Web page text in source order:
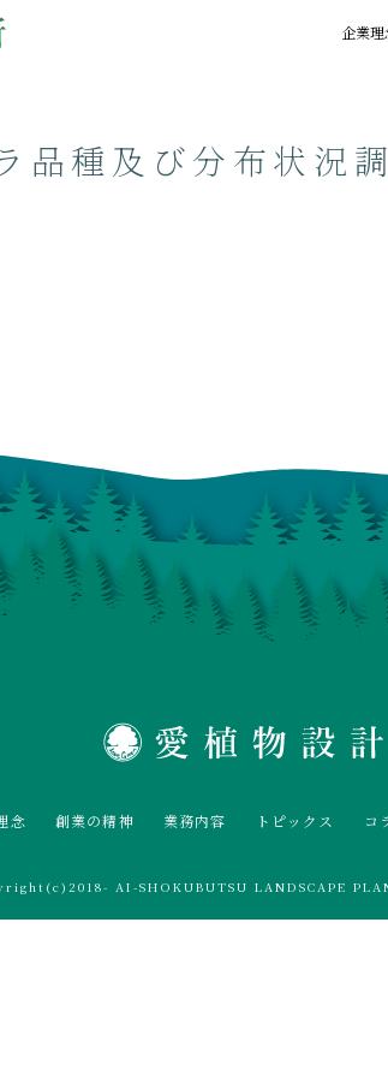
企業理
品種及び分布状況
念 創業の精神 業務内容 トピックス コ
AI-SHOKUBUTSU LANDSCAPE